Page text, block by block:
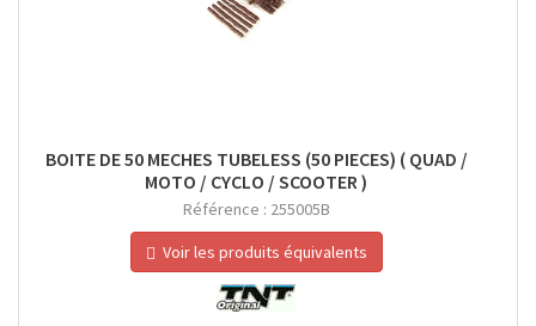
BOITE DE 50 MECHES TUBELESS (50 PIECES) ( QUAD /
MOTO / CYCLO / SCOOTER )
Référence : 255005B
Voir les produits équivalents